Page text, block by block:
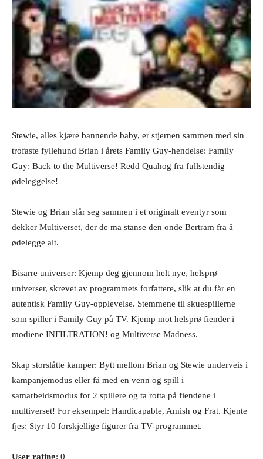
Stewie, alles kjære bannende baby, er stjernen sammen med sin
trofaste fyllehund Brian i årets Family Guy-hendelse: Family
Guy: Back to the Multiverse! Redd Quahog fra fullstendig
ødeleggelse!
Stewie og Brian slår seg sammen i et originalt eventyr som
dekker Multiverset, der de må stanse den onde Bertram fra å
ødelegge alt.
Bisarre universer: Kjemp deg gjennom helt nye, helsprø
universer, skrevet av programmets forfattere, slik at du får en
autentisk Family Guy-opplevelse. Stemmene til skuespillerne
som spiller i Family Guy på TV. Kjemp mot helsprø fiender i
modiene INFILTRATION! og Multiverse Madness.
Skap storslåtte kamper: Bytt mellom Brian og Stewie underveis i
kampanjemodus eller få med en venn og spill i
samarbeidsmodus for 2 spillere og ta rotta på fiendene i
multiverset! For eksempel: Handicapable, Amish og Frat. Kjente
fjes: Styr 10 forskjellige figurer fra TV-programmet.
User rating: 0